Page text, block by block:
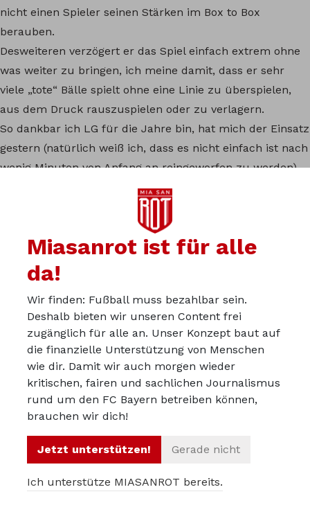
nicht einen Spieler seinen Stärken im Box to Box
berauben.
Desweiteren verzögert er das Spiel einfach extrem ohne
was weiter zu bringen, ich meine damit, dass er sehr
viele „tote“ Bälle spielt ohne eine Linie zu überspielen,
aus dem Druck rauszuspielen oder zu verlagern.
So dankbar ich LG für die Jahre bin, hat mich der Einsatz
gestern (natürlich weiß ich, dass es nicht einfach ist nach
wenig Minuten von Anfang an reingeworfen zu werden)
wieder bestärkt darin, dass er in einem System mit viel
Kontrolle nicht gut aufgehoben ist.
Bin gespannt wie es mit ihm weiter geht…
10.11.2024
Alex:
Offensiv sieht es dagegen eher mau aus. Die beiden
letzten Ergebnisse von zweimal 1:0 in Folge lassen die
Offensivarbeit der Bayern schlechter aussehen, als sie
ist (an Abschlüssen mangelte es in beiden Spielen
nicht), aber die Lässigkeit, mit der die Bayern ihre
Chancen ausspielen, nach dem Motto: „Macht nichts,
kommt gleich“, ist frustrierend. Das ist eine
Miasanrot ist für alle
da!
Wir finden: Fußball muss bezahlbar sein.
Deshalb bieten wir unseren Content frei
zugänglich für alle an. Unser Konzept baut auf
die finanzielle Unterstützung von Menschen
wie dir. Damit wir auch morgen wieder
kritischen, fairen und sachlichen Journalismus
rund um den FC Bayern betreiben können,
brauchen wir dich!
Jetzt unterstützen! Gerade nicht
Ich unterstütze MIASANROT bereits.